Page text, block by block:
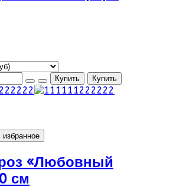
избранное
«Любовный
см